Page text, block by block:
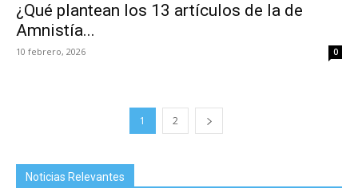
¿Qué plantean los 13 artículos de la de
Amnistía...
10 febrero, 2026 0
1 2
Noticias Relevantes